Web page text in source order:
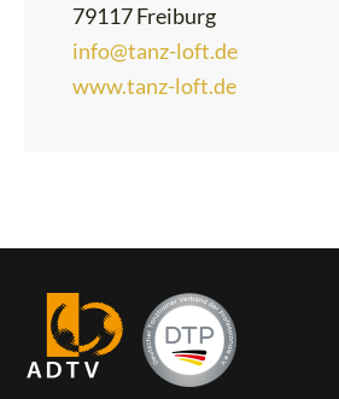
79117 Freiburg
info@tanz-loft.de
www.tanz-loft.de